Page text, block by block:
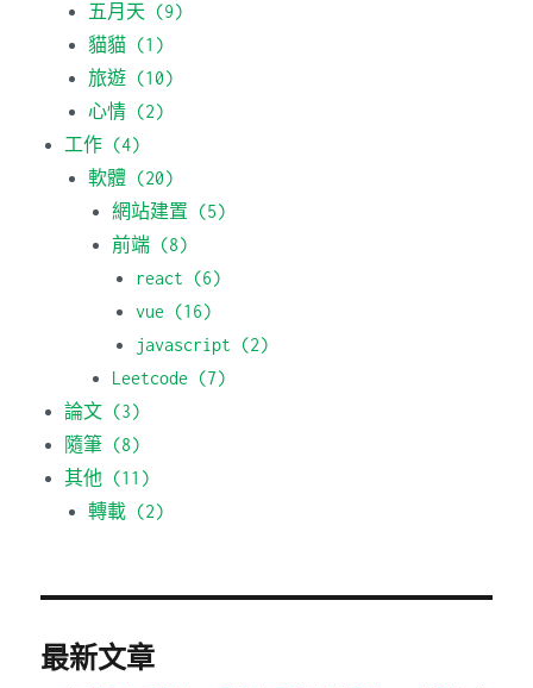
五月天 (9)
貓貓 (1)
旅遊 (10)
心情 (2)
工作 (4)
軟體 (20)
網站建置 (5)
前端 (8)
react (6)
vue (16)
javascript (2)
Leetcode (7)
論文 (3)
隨筆 (8)
其他 (11)
轉載 (2)
最新文章